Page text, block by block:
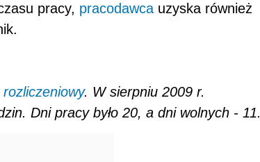
pracy, pracodawca uzyska również
. W sierpniu 2009 r.
Dni pracy było 20, a dni wolnych - 11.